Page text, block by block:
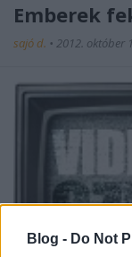
Blog - Do Not
Emberek
sajó d. • 2012. október